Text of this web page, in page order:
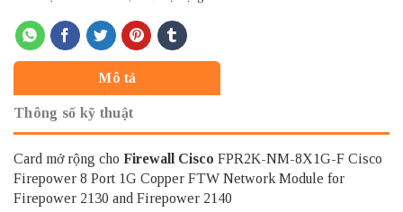
Mô tả
Thông số kỹ thuật
Card mở rộng cho Firewall Cisco FPR2K-NM-8X1G-F Cisco
Firepower 8 Port 1G Copper FTW Network Module for
Firepower 2130 and Firepower 2140